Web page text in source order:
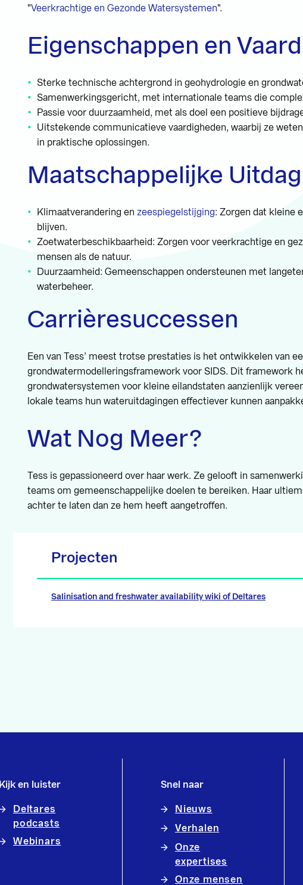
"Veerkrachtige en Gezonde Watersystemen".
Eigenschappen en
Sterke technische achtergrond in geohydrologie en
Samenwerkingsgericht, met internationale teams die
Passie voor duurzaamheid, met als doel een positieve
Uitstekende communicatieve vaardigheden, waarbij ze
in praktische oplossingen.
Maatschappelijke
Klimaatverandering en zeespiegelstijging: Zorgen dat kleine
blijven.
Zoetwaterbeschikbaarheid: Zorgen voor veerkrachtige en
mensen als de natuur.
Duurzaamheid: Gemeenschappen ondersteunen met
waterbeheer.
Carrièresuccessen
Een van Tess’ meest trotse prestaties is het ontwikkelen van
grondwatermodelleringsframework voor SIDS. Dit framework
grondwatersystemen voor kleine eilandstaten aanzienlijk
lokale teams hun wateruitdagingen effectiever kunnen
Wat Nog Meer?
Tess is gepassioneerd over haar werk. Ze gelooft in
teams om gemeenschappelijke doelen te bereiken. Haar
achter te laten dan ze hem heeft aangetroffen.
Projecten
Salinisation and freshwater availability wiki of Deltares
Kijk en luister
Deltares
podcasts
Webinars
Snel naar
Nieuws
Verhalen
Onze
expertises
Onze mensen